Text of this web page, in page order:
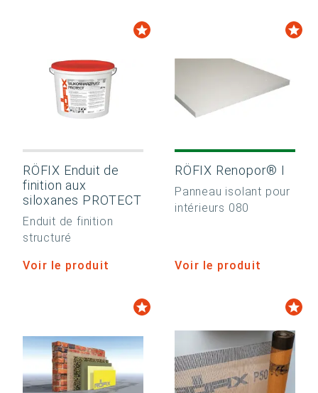
RÖFIX Enduit de
finition aux
siloxanes PROTECT
Enduit de finition
structuré
Voir le produit
RÖFIX Renopor® I
Panneau isolant pour
intérieurs 080
Voir le produit